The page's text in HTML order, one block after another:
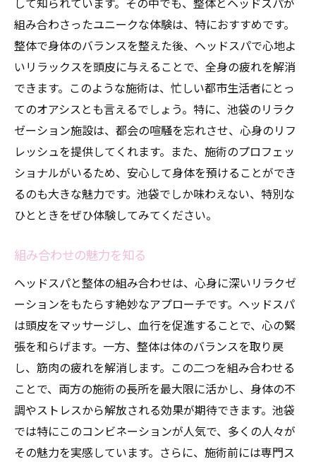
組み合わさったユニークな体験は、特におすすめです。
整体で身体のバランスを整えた後、ヘッドスパで心地よ
いリラックスを頭皮に与えることで、全身の疲れを解消
できます。このような施術は、忙しい都市生活者にとっ
てのオアシスとも言えるでしょう。特に、池袋のリラク
ゼーション施設は、都会の喧騒を忘れさせ、心身のリフ
レッシュを提供してくれます。また、施術のプロフェッ
ショナルがいるため、安心して身体を預けることができ
るのも大きな魅力です。池袋でしか味わえない、特別な
ひとときをぜひ体験してみてください。
組み合わせの魅力を知る
ヘッドスパと整体の組み合わせは、心身に深いリラクゼ
ーションをもたらす絶妙なアプローチです。ヘッドスパ
は頭皮をマッサージし、血行を促進することで、心の緊
張を和らげます。一方、整体は体のバランスを取り戻
し、筋肉の疲れを解消します。この二つを組み合わせる
ことで、両方の施術の長所を最大限に活かし、身体の不
調やストレスから解放される効果が期待できます。池袋
では特にこのコンビネーションが人気で、多くの人々が
その魅力を実感しています。さらに、施術前には専門ス